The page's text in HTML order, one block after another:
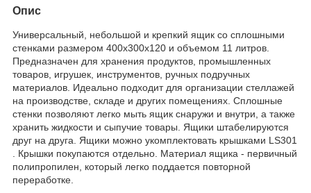
Опис
Универсальный, небольшой и крепкий ящик со сплошными
стенками размером 400х300х120 и объемом 11 литров.
Предназначен для хранения продуктов, промышленных
товаров, игрушек, инструментов, ручных подручных
материалов. Идеально подходит для организации стеллажей
на производстве, складе и других помещениях. Сплошные
стенки позволяют легко мыть ящик снаружи и внутри, а также
хранить жидкости и сыпучие товары. Ящики штабелируются
друг на друга. Ящики можно укомплектовать крышками LS301
. Крышки покупаются отдельно. Материал ящика - первичный
полипропилен, который легко поддается повторной
переработке.